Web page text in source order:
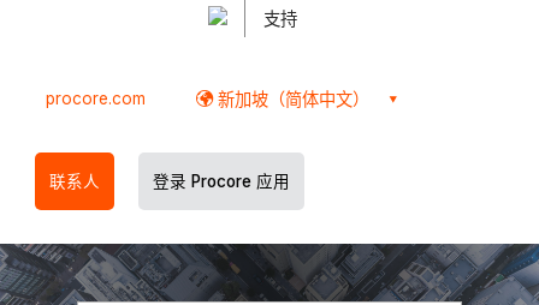
支持
procore.com 新加坡（简体中文）
联系人 登录 Procore 应用